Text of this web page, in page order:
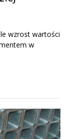
wzrost wartości
w